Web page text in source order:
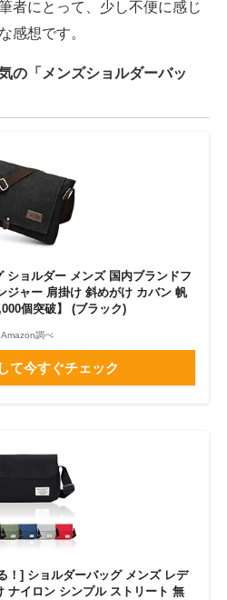
者にとって、少し不便に感じ
感想です。
の「メンズショルダーバッ
ョルダー メンズ 国内ブランドフ
ジャー 肩掛け 斜めがけ カバン 帆
個突破】 (ブラック)
調べ
て今すぐチェック
！] ショルダーバッグ メンズ レデ
ナイロン シンプル ストリート 無